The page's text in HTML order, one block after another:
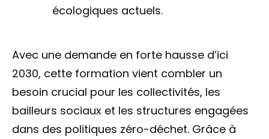
écologiques actuels.
Avec une demande en forte hausse d’ici
2030, cette formation vient combler un
besoin crucial pour les collectivités, les
bailleurs sociaux et les structures engagées
dans des politiques zéro-déchet. Grâce à